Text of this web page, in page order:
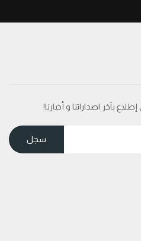
بآخر اصداراتنا و أخبارنا!